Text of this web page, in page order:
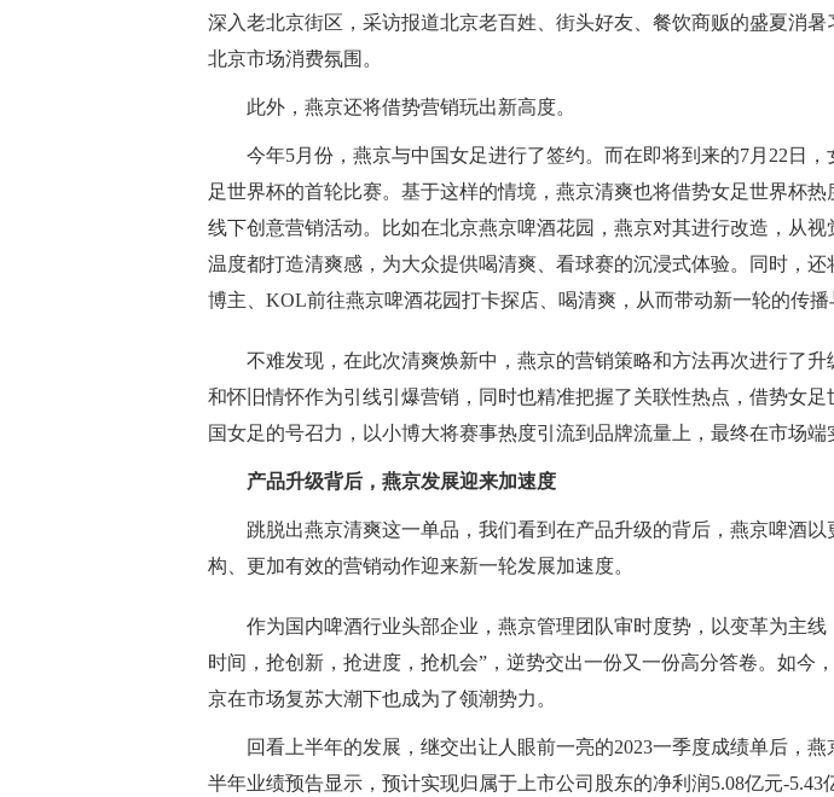
深入老北京街区，采访报道北京老百姓、街头好友、餐饮商贩的盛夏消暑
北京市场消费氛围。
此外，燕京还将借势营销玩出新高度。
今年5月份，燕京与中国女足进行了签约。而在即将到来的7月22日
足世界杯的首轮比赛。基于这样的情境，燕京清爽也将借势女足世界杯热
线下创意营销活动。比如在北京燕京啤酒花园，燕京对其进行改造，从视
温度都打造清爽感，为大众提供喝清爽、看球赛的沉浸式体验。同时，还
博主、KOL前往燕京啤酒花园打卡探店、喝清爽，从而带动新一轮的传播
不难发现，在此次清爽焕新中，燕京的营销策略和方法再次进行了升
和怀旧情怀作为引线引爆营销，同时也精准把握了关联性热点，借势女足
国女足的号召力，以小博大将赛事热度引流到品牌流量上，最终在市场端
产品升级背后，燕京发展迎来加速度
跳脱出燕京清爽这一单品，我们看到在产品升级的背后，燕京啤酒以
构、更加有效的营销动作迎来新一轮发展加速度。
作为国内啤酒行业头部企业，燕京管理团队审时度势，以变革为主线
时间，抢创新，抢进度，抢机会”，逆势交出一份又一份高分答卷。如今
京在市场复苏大潮下也成为了领潮势力。
回看上半年的发展，继交出让人眼前一亮的2023一季度成绩单后，燕
半年业绩预告显示，预计实现归属于上市公司股东的净利润5.08亿元-5.43